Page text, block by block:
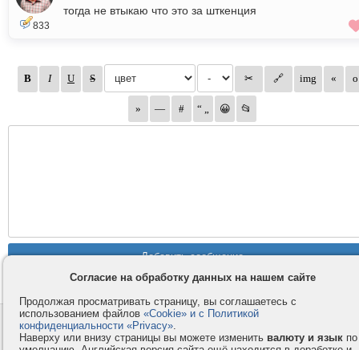
833
тогда не втыкаю что это за шткенция
Контакты
Компания
Правила и условия
Согласие на обработку данных на нашем сайте
Продолжая просматривать страницу, вы соглашаетесь с
использованием файлов «Cookie» и с Политикой
конфиденциальности «Privacy».
Наверху или внизу страницы вы можете изменить валюту и язык по